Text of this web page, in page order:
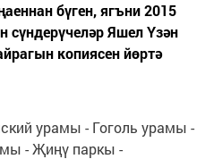
бүген, ягъни 2015
сүндерүчеләр Яшел Үзән
копиясен йөртә
урамы - Гоголь урамы -
- Җиңү паркы -